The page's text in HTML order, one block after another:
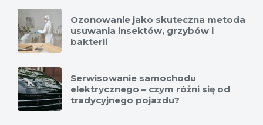
Ozonowanie jako skuteczna metoda
usuwania insektów, grzybów i
bakterii
Serwisowanie samochodu
elektrycznego – czym różni się od
tradycyjnego pojazdu?